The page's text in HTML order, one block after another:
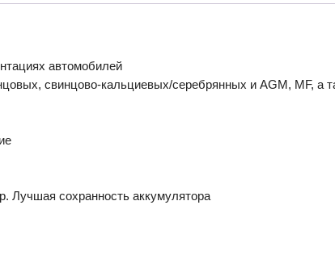
автомобилей
свинцово-кальциевых/серебрянных и AGM, MF, а
Лучшая сохранность аккумулятора